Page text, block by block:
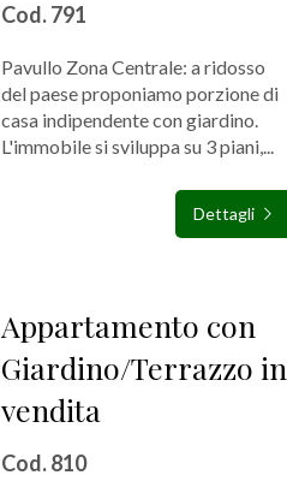
Cod. 791
Pavullo Zona Centrale: a ridosso
del paese proponiamo porzione di
casa indipendente con giardino.
L'immobile si sviluppa su 3 piani,...
Dettagli
Appartamento con
Giardino/Terrazzo in
vendita
Cod. 810